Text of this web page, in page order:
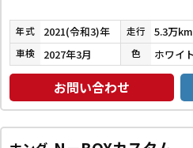
年式 2021(令和3)年 走行 5.3万km
車検 2027年3月 色
お問い合わせ